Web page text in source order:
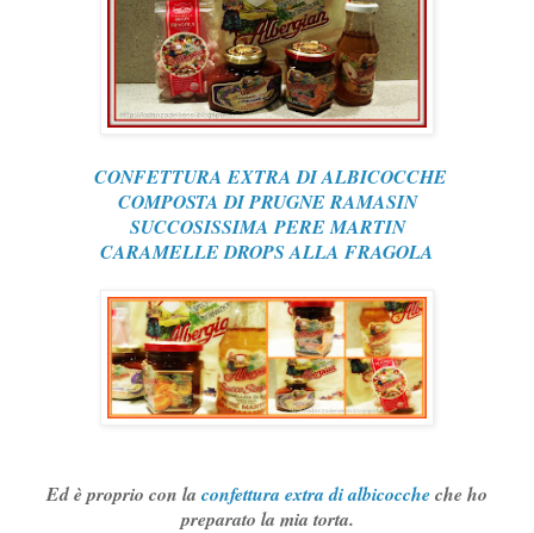
CONFETTURA EXTRA DI ALBICOCCHE
COMPOSTA DI PRUGNE RAMASIN
SUCCOSISSIMA PERE MARTIN
CARAMELLE DROPS ALLA FRAGOLA
Ed è proprio con la confettura extra di albicoccheche ho
preparato la mia torta.